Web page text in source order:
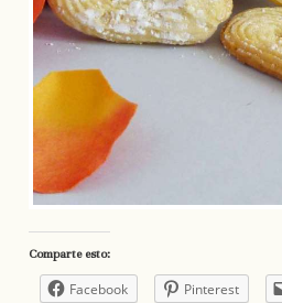
Comparte esto:
Facebook Pinterest